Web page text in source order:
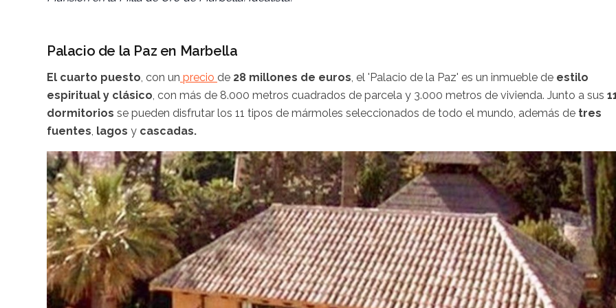
Palacio de la Paz en Marbella
El cuarto puesto, con un precio de 28 millones de euros, el 'Palacio de la Paz' es un inmueble de estilo
espiritual y clásico, con más de 8.000 metros cuadrados de parcela y 3.000 metros de vivienda. Junto a sus
dormitorios se pueden disfrutar los 11 tipos de mármoles seleccionados de todo el mundo, además de tres
fuentes, lagos y cascadas.